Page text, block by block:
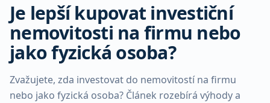
Je lepší kupovat investiční
nemovitosti na firmu nebo
jako fyzická osoba?
Zvažujete, zda investovat do nemovitostí na firmu
nebo jako fyzická osoba? Článek rozebírá výhody a